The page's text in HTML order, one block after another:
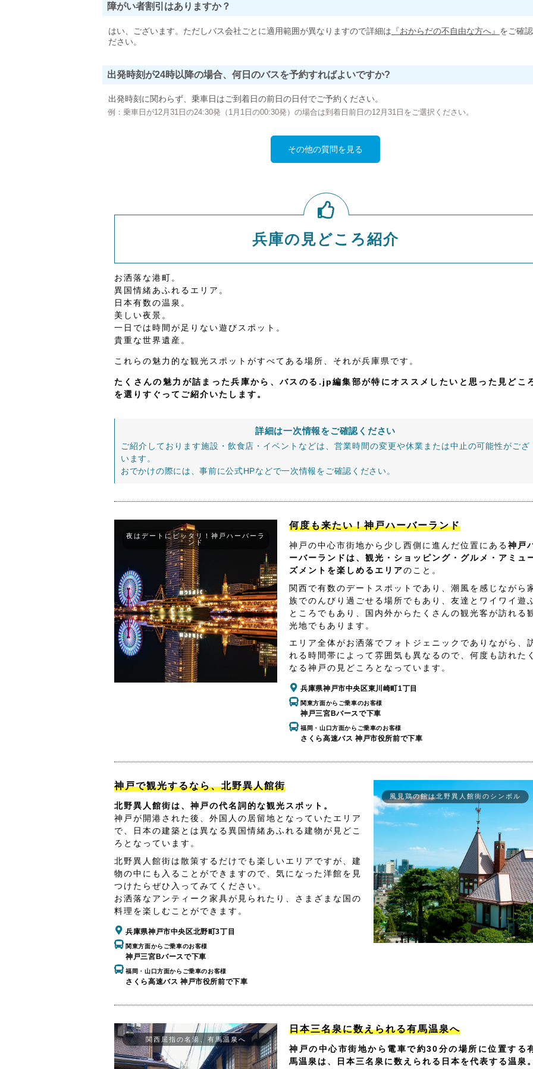
障がい者割引はありますか？
はい、ございます。ただしバス会社ごとに適用範囲が異なりますので詳細は 『おからだの不自由な方へ』 をご確
ださい。
出発時刻が24時以降の場合、何日のバスを予約すればよいですか?
出発時刻に関わらず、乗車日はご到着日の前日の日付でご予約ください。
例：乗車日が12月31日の24:30発（1月1日の00:30発）の場合は到着日前日の12月31日をご選択ください。
その他の質問を見る
兵庫の見どころ紹介
お洒落な港町。
異国情緒あふれるエリア。
日本有数の温泉。
美しい夜景。
一日では時間が足りない遊びスポット。
貴重な世界遺産。
これらの魅力的な観光スポットがすべてある場所、それが兵庫県です。
たくさんの魅力が詰まった兵庫から、バスのる.jp編集部が特にオススメしたいと思った見どこ
を選りすぐってご紹介いたします。
詳細は一次情報をご確認ください
ご紹介しております施設・飲食店・イベントなどは、営業時間の変更や休業または中止の可能性がござ
います。
おでかけの際には、事前に公式HPなどで一次情報をご確認ください。
夜はデートにピッタリ！神戸ハーバーラ
ンド
何度も来たい！神戸ハーバーランド
神戸の中心市街地から少し西側に進んだ位置にある神戸
ーバーランドは、観光・ショッピング・グルメ・アミュ
ズメントを楽しめるエリアのこと。
関西で有数のデートスポットであり、潮風を感じながら
族でのんびり過ごせる場所でもあり、友達とワイワイ遊
ところでもあり、国内外からたくさんの観光客が訪れる
光地でもあります。
エリア全体がお洒落でフォトジェニックでありながら、
れる時間帯によって雰囲気も異なるので、何度も訪れた
なる神戸の見どころとなっています。
兵庫県神戸市中央区東川崎町1丁目
関東方面からご乗車のお客様
神戸三宮Bバースで下車
福岡・山口方面からご乗車のお客様
さくら高速バス 神戸市役所前で下車
神戸で観光するなら、北野異人館街
北野異人館街は、神戸の代名詞的な観光スポット。
神戸が開港された後、外国人の居留地となっていたエリア
で、日本の建築とは異なる異国情緒あふれる建物が見どこ
ろとなっています。
北野異人館街は散策するだけでも楽しいエリアですが、建
物の中にも入ることができますので、気になった洋館を見
つけたらぜひ入ってみてください。
お洒落なアンティーク家具が見られたり、さまざまな国の
料理を楽しむことができます。
兵庫県神戸市中央区北野町3丁目
関東方面からご乗車のお客様
神戸三宮Bバースで下車
福岡・山口方面からご乗車のお客様
さくら高速バス 神戸市役所前で下車
風見鶏の館は北野異人館街のシンボル
関西屈指の名湯、有馬温泉へ
日本三名泉に数えられる有馬温泉へ
神戸の中心市街地から電車で約30分の場所に位置する
馬温泉は、日本三名泉に数えられる日本を代表する温泉